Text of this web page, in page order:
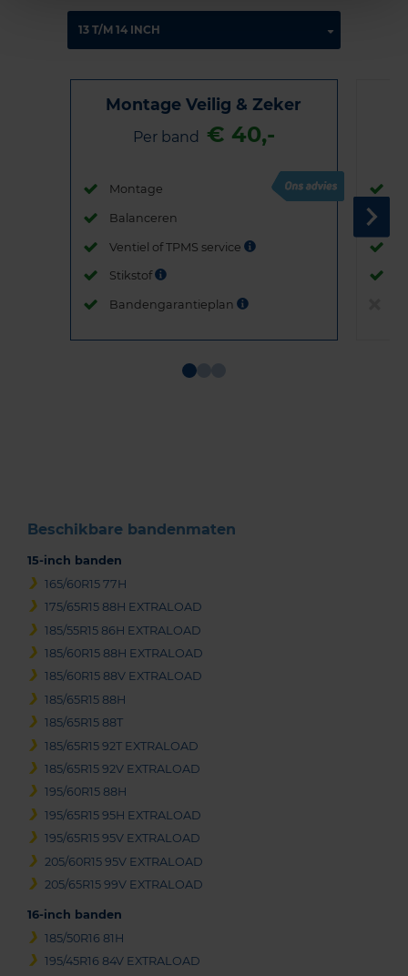
Montage Veilig & Zeker
Per band € 40,-
Montage
Balanceren
Ventiel of TPMS service
Stikstof
Bandengarantieplan
Beschikbare bandenmaten
15-inch banden
165/60R15 77H
175/65R15 88H EXTRALOAD
185/55R15 86H EXTRALOAD
185/60R15 88H EXTRALOAD
185/60R15 88V EXTRALOAD
185/65R15 88H
185/65R15 88T
185/65R15 92T EXTRALOAD
185/65R15 92V EXTRALOAD
195/60R15 88H
195/65R15 95H EXTRALOAD
195/65R15 95V EXTRALOAD
205/60R15 95V EXTRALOAD
205/65R15 99V EXTRALOAD
16-inch banden
185/50R16 81H
195/45R16 84V EXTRALOAD